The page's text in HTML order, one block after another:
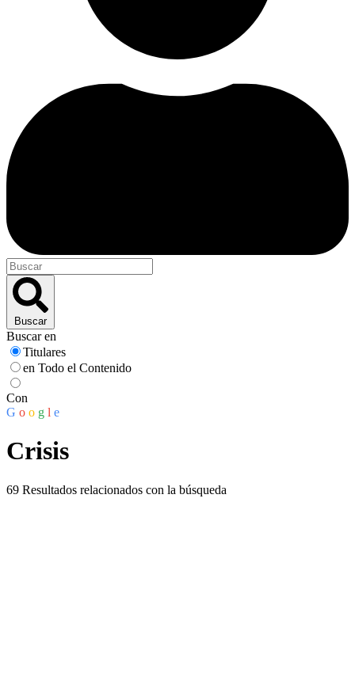
Buscar
Buscar en
Titulares
en Todo el Contenido
Con
G o o g l e
Crisis
69 Resultados relacionados con la búsqueda